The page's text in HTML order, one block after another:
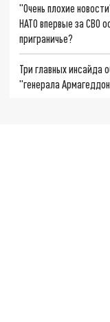
"Очень плохие
НАТО впервые за СВО
приграничье?
Три главных инсайда
"генерала